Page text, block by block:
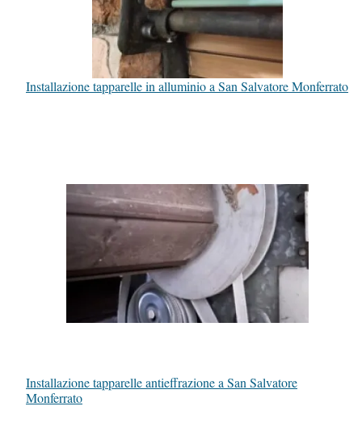
Installazione tapparelle in alluminio a San Salvatore Monferrato
Installazione tapparelle antieffrazione a San Salvatore
Monferrato